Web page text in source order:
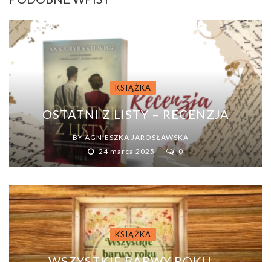
KSIĄŻKA
OSTATNI Z LISTY – RECENZJA
BYAGNIESZKA JAROSŁAWSKA
24 marca 2025
0
KSIĄŻKA